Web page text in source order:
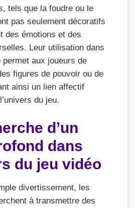
tels que la foudre ou le
pas seulement décoratifs
des émotions et des
Leur utilisation dans
permet aux joueurs de
figures de pouvoir ou de
ainsi un lien affectif
du jeu.
d’un
dans
du jeu vidéo
divertissement, les
à transmettre des